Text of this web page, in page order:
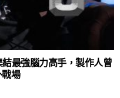
最強腦力高手，製作人曾
場